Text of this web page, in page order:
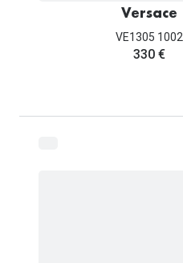
Versace
VE1305 1002
330 €